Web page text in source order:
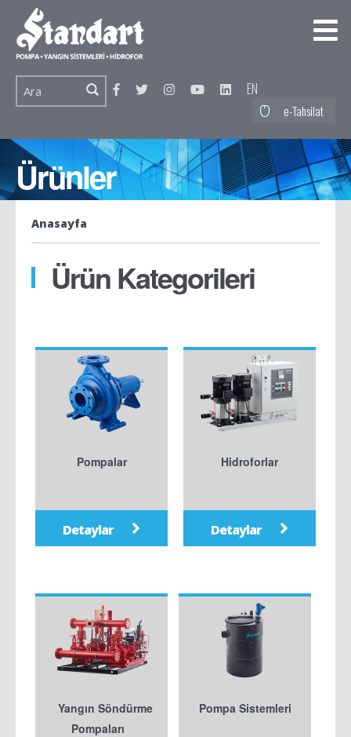
EN
e-Tahsilat
Ürünler
Anasayfa
Ürün Kategorileri
Pompalar
Detaylar
Hidroforlar
Detaylar
Yangın Söndürme
Pompaları
Pompa Sistemleri